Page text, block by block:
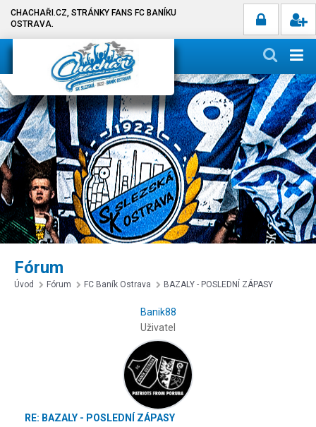
CHACHAŘI.CZ, STRÁNKY FANS FC BANÍKU
OSTRAVA.
Fórum
Úvod Fórum FC Baník Ostrava BAZALY - POSLEDNÍ ZÁPASY
Banik88
Uživatel
RE: BAZALY - POSLEDNÍ ZÁPASY